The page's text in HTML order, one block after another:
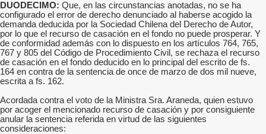
DUODECIMO: Que, en las circunstancias anotadas, no se ha
configurado el error de derecho denunciado al haberse acogido la
demanda deducida por la Sociedad Chilena del Derecho de Autor,
por lo que el recurso de casación en el fondo no puede prosperar. Y
de conformidad además con lo dispuesto en los artículos 764, 765,
767 y 805 del Código de Procedimiento Civil, se rechaza el recurso
de casación en el fondo deducido en lo principal del escrito de fs.
164 en contra de la sentencia de once de marzo de dos mil nueve,
escrita a fs. 162.
Acordada contra el voto de la Ministra Sra. Araneda, quien estuvo
por acoger el mencionado recurso de casación y por consiguiente
anular la sentencia referida en virtud de las siguientes
consideraciones: